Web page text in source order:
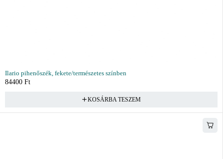
Ilario pihenőszék, fekete/természetes színben
84400 Ft
KOSÁRBA TESZEM